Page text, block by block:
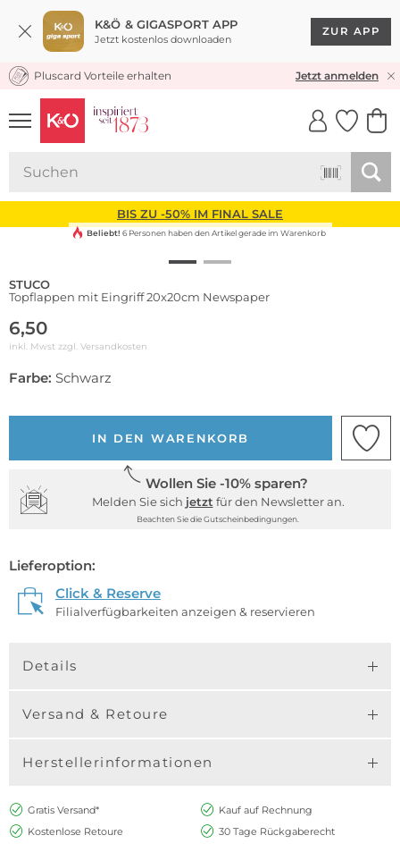
K&Ö & GIGASPORT APP
Jetzt kostenlos downloaden
ZUR APP
KOSTENLOSER VERSAND* & RÜCKVERSAND
Pluscard Vorteile erhalten Jetzt anmelden
UNSERE APP
CLICK &
BIS ZU -50% IM FINAL SALE
Beliebt! 6 Personen haben den Artikel gerade im Warenkorb
STUCO
Topflappen mit Eingriff 20x20cm Newspaper
6,50
inkl. Mwst zzgl. Versandkosten
Farbe: Schwarz
IN DEN WARENKORB
Wollen Sie -10% sparen?
Melden Sie sich jetzt für den Newsletter an.
Beachten Sie die Gutscheinbedingungen.
Lieferoption:
Click & Reserve
Filialverfügbarkeiten anzeigen & reservieren
Details
Versand & Retoure
Herstellerinformationen
Gratis Versand*
Kauf auf Rechnung
Kostenlose Retoure
30 Tage Rückgaberecht